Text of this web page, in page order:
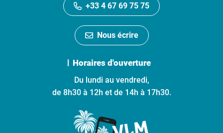
+33 4 67 69 75 75
Nous écrire
Horaires d'ouverture
Du lundi au vendredi,
de 8h30 à 12h et de 14h à 17h30.